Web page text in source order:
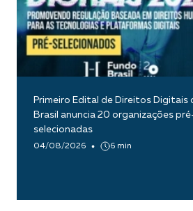
Primeiro Edital de Direitos Digitais
Brasil anuncia 20 organizações
selecionadas
04/08/2026 6 min